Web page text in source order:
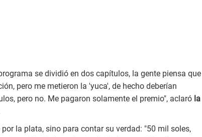
se dividió en dos capítulos, la gente piensa que
pero me metieron la 'yuca', de hecho deberían
pero no. Me pagaron solamente el premio", aclaró la
la plata, sino para contar su verdad: "50 mil soles,